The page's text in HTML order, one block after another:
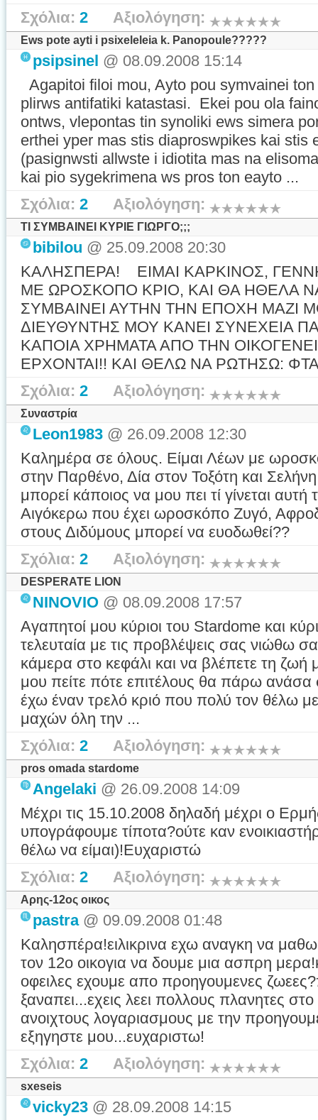
Σχόλια: 2 Αξιολόγηση:
Ews pote ayti i psixeleleia k. Panopoule?????
psipsinel @ 08.09.2008 15:14
Agapitoi filoi mou, Ayto pou symvainei
plirws antifatiki katastasi. Ekei pou ola
ontws, vlepontas tin synoliki ews simera
erthei yper mas stis diaproswpikes kai stis
(pasignwsti allwste i idiotita mas na
kai pio sygekrimena ws pros ton eayto ...
Σχόλια: 2 Αξιολόγηση:
ΤΙ ΣΥΜΒΑΙΝΕΙ ΚΥΡΙΕ ΓΙΩΡΓΟ;;;
bibilou @ 25.09.2008 20:30
ΚΑΛΗΣΠΕΡΑ! ΕΙΜΑΙ ΚΑΡΚΙΝΟΣ,
ΜΕ ΩΡΟΣΚΟΠΟ ΚΡΙΟ, ΚΑΙ ΘΑ ΗΘΕΛΑ
ΣΥΜΒΑΙΝΕΙ ΑΥΤΗΝ ΤΗΝ ΕΠΟΧΗ ΜΑΖΙ
ΔΙΕΥΘΥΝΤΗΣ ΜΟΥ ΚΑΝΕΙ ΣΥΝΕΧΕΙΑ
ΚΑΠΟΙΑ ΧΡΗΜΑΤΑ ΑΠΟ ΤΗΝ
ΕΡΧΟΝΤΑΙ!! ΚΑΙ ΘΕΛΩ ΝΑ ΡΩΤΗΣΩ:
Σχόλια: 2 Αξιολόγηση:
Συναστρία
Leon1983 @ 26.09.2008 12:30
Καλημέρα σε όλους. Είμαι Λέων με
στην Παρθένο, Δία στον Τοξότη και
μπορεί κάποιος να μου πει τί γίνεται
Αιγόκερω που έχει ωροσκόπο Ζυγό,
στους Διδύμους μπορεί να ευοδωθεί??
Σχόλια: 2 Αξιολόγηση:
DESPERATE LION
NINOVIO @ 08.09.2008 17:57
Αγαπητοί μου κύριοι του Stardome και
τελευταία με τις προβλέψεις σας νιώθω
κάμερα στο κεφάλι και να βλέπετε τη ζωή
μου πείτε πότε επιτέλους θα πάρω
έχω έναν τρελό κριό που πολύ τον θέλω
μαχών όλη την ...
Σχόλια: 2 Αξιολόγηση:
pros omada stardome
Angelaki @ 26.09.2008 14:09
Μέχρι τις 15.10.2008 δηλαδή μέχρι ο
υπογράφουμε τίποτα?ούτε καν
θέλω να είμαι)!Ευχαριστώ
Σχόλια: 2 Αξιολόγηση:
Αρης-12ος οικος
pastra@ 09.09.2008 01:48
Καλησπέρα!ειλικρινα εχω αναγκη να
τον 12ο οικογια να δουμε μια ασπρη
οφειλες εχουμε απο προηγουμενες
ξαναπει...εχεις λεει πολλους πλανητες
ανοιχτους λογαριασμους με την
εξηγηστε μου...ευχαριστω!
Σχόλια: 2 Αξιολόγηση:
sxeseis
vicky23 @ 28.09.2008 14:15